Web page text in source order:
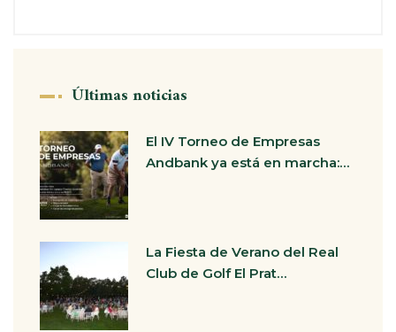
Últimas noticias
El IV Torneo de Empresas
Andbank ya está en marcha:…
La Fiesta de Verano del Real
Club de Golf El Prat…